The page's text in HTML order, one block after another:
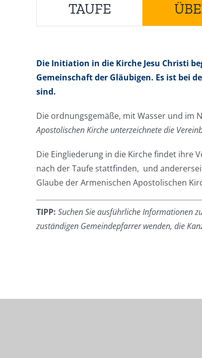
TAUFE
Die Initiation in die Kirche Jesu Christi
Gemeinschaft der Gläubigen. Es ist bei
sind.
Die ordnungsgemäße, mit Wasser und im
Apostolischen Kirche unterzeichnete die
Die Eingliederung in die Kirche findet ihre
nach der Taufe stattfinden, und
Glaube der Armenischen Apostolischen
TIPP: Suchen Sie ausführliche Informationen
zuständigen Gemeindepfarrer wenden, die